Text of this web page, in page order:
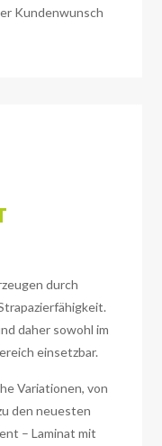
Kundenwunsch
durch
daher sowohl im
einsetzbar.
Variationen, von
den neuesten
– Laminat mit